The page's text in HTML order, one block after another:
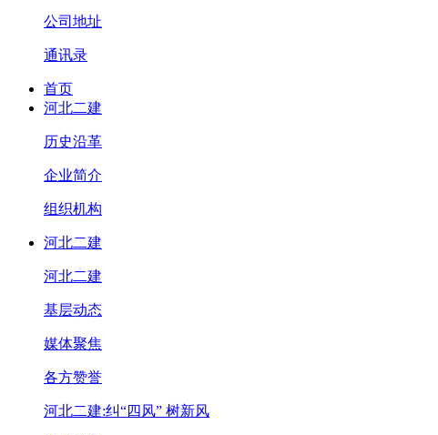
公司地址
通讯录
首页
河北二建
历史沿革
企业简介
组织机构
河北二建
河北二建
基层动态
媒体聚焦
各方赞誉
河北二建:纠“四风” 树新风